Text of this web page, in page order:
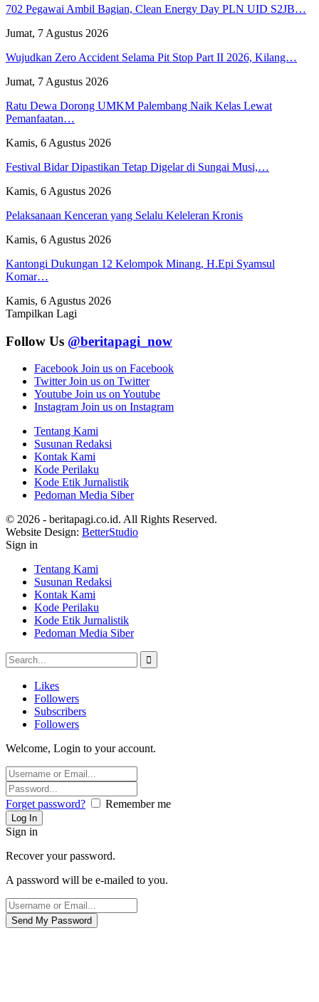
702 Pegawai Ambil Bagian, Clean Energy Day PLN UID S2JB…
Jumat, 7 Agustus 2026
Wujudkan Zero Accident Selama Pit Stop Part II 2026, Kilang…
Jumat, 7 Agustus 2026
Ratu Dewa Dorong UMKM Palembang Naik Kelas Lewat
Pemanfaatan…
Kamis, 6 Agustus 2026
Festival Bidar Dipastikan Tetap Digelar di Sungai Musi,…
Kamis, 6 Agustus 2026
Pelaksanaan Kenceran yang Selalu Keleleran Kronis
Kamis, 6 Agustus 2026
Kantongi Dukungan 12 Kelompok Minang, H.Epi Syamsul
Komar…
Kamis, 6 Agustus 2026
Tampilkan Lagi
Follow Us @beritapagi_now
Facebook Join us on Facebook
Twitter Join us on Twitter
Youtube Join us on Youtube
Instagram Join us on Instagram
Tentang Kami
Susunan Redaksi
Kontak Kami
Kode Perilaku
Kode Etik Jurnalistik
Pedoman Media Siber
© 2026 - beritapagi.co.id. All Rights Reserved.
Website Design: BetterStudio
Sign in
Tentang Kami
Susunan Redaksi
Kontak Kami
Kode Perilaku
Kode Etik Jurnalistik
Pedoman Media Siber
Likes
Followers
Subscribers
Followers
Welcome, Login to your account.
Forget password? Remember me
Sign in
Recover your password.
A password will be e-mailed to you.